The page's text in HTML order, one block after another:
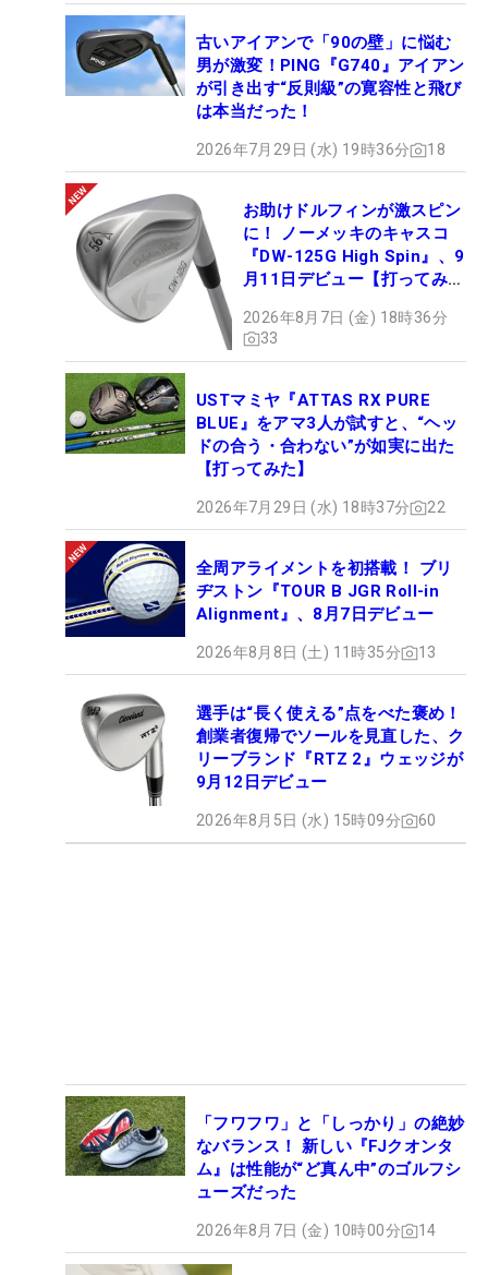
古いアイアンで「90の壁」に悩む
男が激変！PING『G740』アイアン
が引き出す“反則級”の寛容性と飛び
は本当だった！
2026年7月29日 (水) 19時36分 18
お助けドルフィンが激スピン
に！ ノーメッキのキャスコ
『DW-125G High Spin』、9
月11日デビュー【打ってみ
2026年8月7日 (金) 18時36分
33
USTマミヤ『ATTAS RX PURE
BLUE』をアマ3人が試すと、“ヘッ
ドの合う・合わない”が如実に出た
【打ってみた】
2026年7月29日 (水) 18時37分 22
全周アライメントを初搭載！ ブリ
ヂストン『TOUR B JGR Roll-in
Alignment』、8月7日デビュー
2026年8月8日 (土) 11時35分 13
選手は“長く使える”点をべた褒め！
創業者復帰でソールを見直した、ク
リーブランド『RTZ 2』ウェッジが
9月12日デビュー
2026年8月5日 (水) 15時09分 60
「フワフワ」と「しっかり」の絶妙
なバランス！ 新しい『FJクオンタ
ム』は性能が“ど真ん中”のゴルフシ
ューズだった
2026年8月7日 (金) 10時00分 14